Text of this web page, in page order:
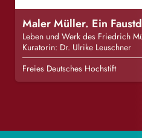
Maler Müller. Ein
Leben und Werk des Friedrich
Kuratorin: Dr. Ulrike Leuschner
Freies Deutsches Hochstift